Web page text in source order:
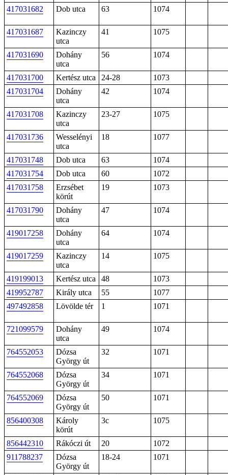
417031682 Dob utca 63 1074
417031687
Kazinczy
utca
41 1075
417031690
Dohány
utca
56 1074
417031700 Kertész utca 24-28
1073
417031704
Dohány
utca
42 1074
417031708
Kazinczy
utca
23-27 1075
417031736
Wesselényi
utca
18 1077
417031748 Dob utca 63
1074
417031754
Dob utca 60
1072
417031758
Erzsébet
körút
19 1073
417031790
Dohány
utca
47 1074
419017258
Dohány
utca
64 1074
419017259
Kazinczy
utca
14 1075
419199013 Kertész utca 48
1073
419952787
Király utca 55
1077
497492858
Lövölde tér 1 1071
721099579
Dohány
utca
49 1074
764552053
Dózsa
György út
32 1071
764552068
Dózsa
György út
34 1071
764552069
Dózsa
György út
50 1071
856400308
Károly
körút
3c 1075
856442310 Rákóczi út 20
1072
911788237
Dózsa
György út
18-24 1071